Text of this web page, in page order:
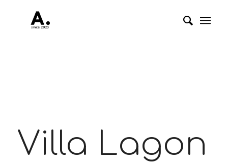
Villa Lagon